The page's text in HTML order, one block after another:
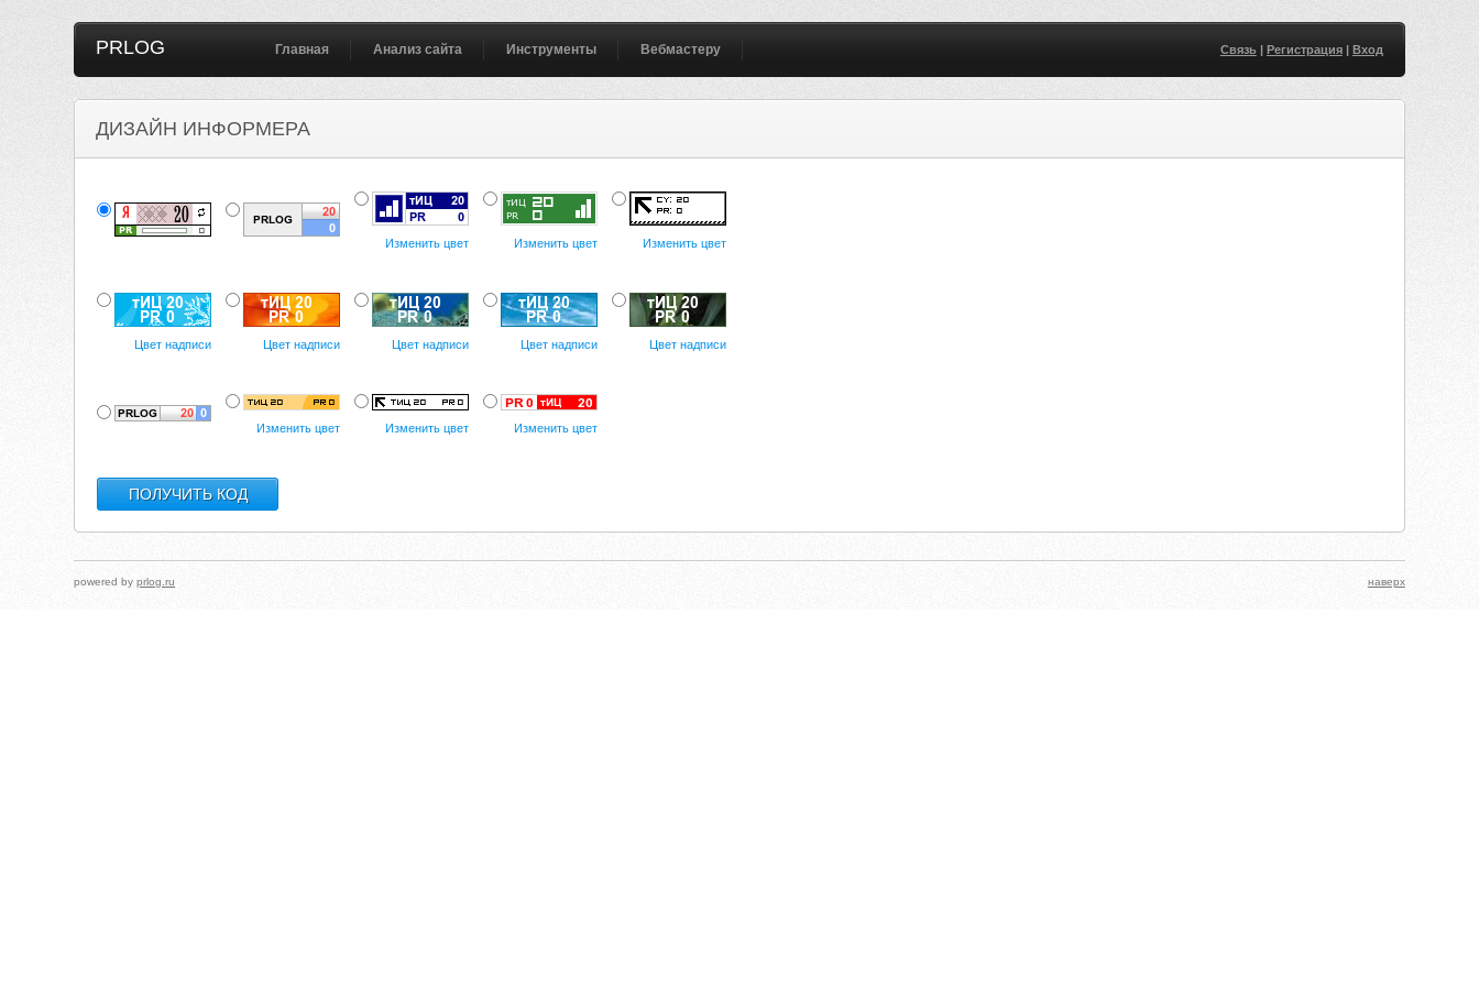
PRLOG Главная Анализ сайта Инструменты Вебмастеру Связь| Регистрация| Вход
ДИЗАЙН ИНФОРМЕРА
Изменить цвет Изменить цвет Изменить цвет
Цвет надписи Цвет надписи Цвет надписи Цвет надписи Цвет надписи
Изменить цвет Изменить цвет Изменить цвет
powered byprlog.ru наверх